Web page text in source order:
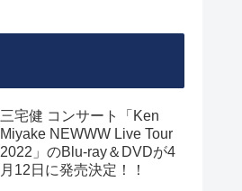
三宅健 コンサート「Ken
Miyake NEWWW Live Tour
2022」のBlu-ray＆DVDが4
月12日に発売決定！！